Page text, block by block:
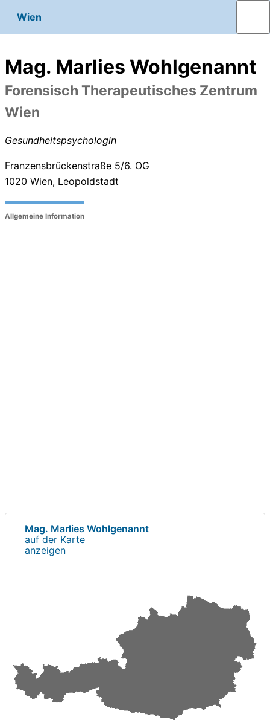
Wien
Mag. Marlies Wohlgenannt
Forensisch Therapeutisches Zentrum
Wien
Gesundheitspsychologin
Franzensbrückenstraße 5/6. OG
1020 Wien, Leopoldstadt
Allgemeine Information
Mag. Marlies Wohlgenannt
auf der Karte
anzeigen